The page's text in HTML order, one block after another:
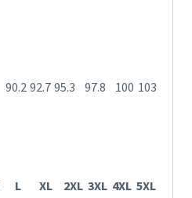
90.2 92.7 95.3 97.8 100 103
L XL 2XL 3XL 4XL 5XL